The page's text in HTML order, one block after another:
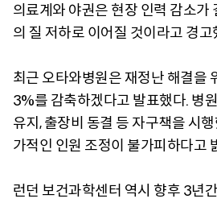
의료계와 야권은 현장 인력 감소가
의 질 저하로 이어질 것이라고 경고
최근 오타와병원은 재정난 해결을
3%를 감축하겠다고 발표했다. 병
유지, 출장비 동결 등 자구책을 시
가적인 인원 조정이 불가피하다고
런던 보건과학센터 역시 향후 3년